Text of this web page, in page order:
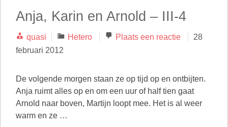
Anja, Karin en Arnold – III-4
quasi Categorieën
Hetero Plaats een reactie
28
februari 2012
De volgende morgen staan ze op tijd op en ontbijten.
Anja ruimt alles op en om een uur of half tien gaat
Arnold naar boven, Martijn loopt mee. Het is al weer
warm en ze …